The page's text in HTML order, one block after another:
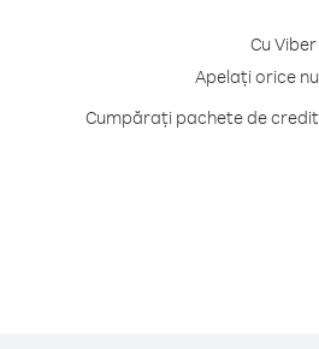
Cu
Apelați orice
Cumpărați pachete de